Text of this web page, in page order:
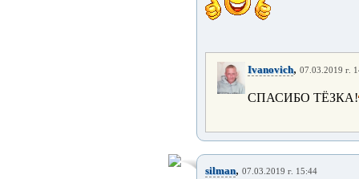
Ivanovich, 07.03.2019 г.
СПАСИБО ТЁЗКА!
silman, 07.03.2019 г. 15:44